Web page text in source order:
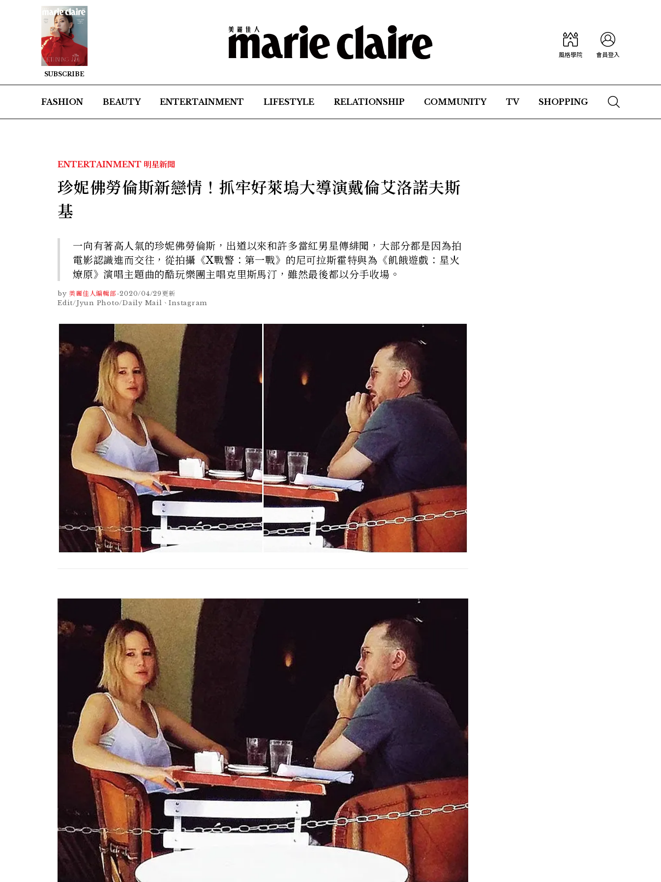
SUBSCRIBE
風格學院 會員登入
FASHION BEAUTY ENTERTAINMENT LIFESTYLE RELATIONSHIP COMMUNITY TV SHOPPING
ENTERTAINMENT 明星新聞
珍妮佛勞倫斯新戀情！抓牢好萊塢大導演戴倫艾洛諾夫斯
基
一向有著高人氣的珍妮佛勞倫斯，出道以來和許多當紅男星傳緋聞，大部分都是因為拍
電影認識進而交往，從拍攝《X戰警：第一戰》的尼可拉斯霍特與為《飢餓遊戲：星火
燎原》演唱主題曲的酷玩樂團主唱克里斯馬汀，雖然最後都以分手收場。
by 美麗佳人編輯部-2020/04/29更新
Edit/Jyun Photo/Daily Mail、Instagram